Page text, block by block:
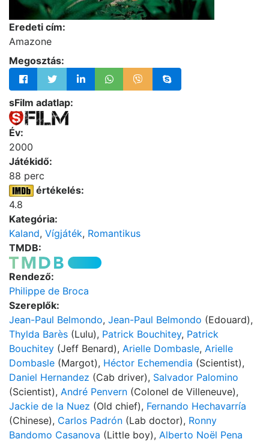
Eredeti cím:
Amazone
Megosztás:
sFilm adatlap:
Év:
2000
Játékidő:
88 perc
értékelés:
4.8
Kategória:
Kaland, Vígjáték, Romantikus
TMDB:
Rendező:
Philippe de Broca
Szereplők:
Jean-Paul Belmondo, Jean-Paul Belmondo (Edouard),
Thylda Barès (Lulu), Patrick Bouchitey, Patrick
Bouchitey (Jeff Benard), Arielle Dombasle, Arielle
Dombasle (Margot), Héctor Echemendia (Scientist),
Daniel Hernandez (Cab driver), Salvador Palomino
(Scientist), André Penvern (Colonel de Villeneuve),
Jackie de la Nuez (Old chief), Fernando Hechavarría
(Chinese), Carlos Padrón (Lab doctor), Ronny
Bandomo Casanova (Little boy), Alberto Noël Pena